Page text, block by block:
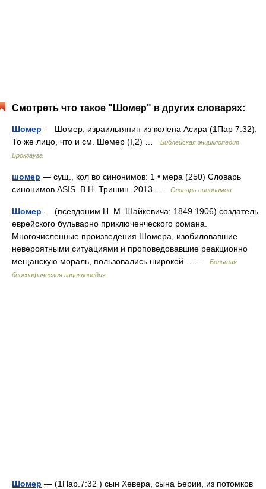
Смотреть что такое "Шомер" в других словарях:
Шомер — Шомер, израильтянин из колена Асира (1Пар 7:32).
То же лицо, что и см. Шемер (I,2) …
Библейская энциклопедия
Брокгауза
шомер — сущ., кол во синонимов: 1 • мера (250) Словарь
синонимов ASIS. В.Н. Тришин. 2013 …
Словарь синонимов
Шомер — (псевдоним H. M. Шайкевича; 1849 1906) создатель
еврейского бульварно приключенческого романа.
Многочисленные произведения Шомера, изобиловавшие
невероятными ситуациями и проповедовавшие реакционно
мещанскую мораль, пользовались широкой… …
Большая
биографическая энциклопедия
Шомер — (1Пар.7:32 ) сын Хевера, сына Берии, из потомков